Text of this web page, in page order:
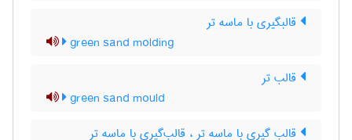
قالبگیری با ماسه تر
green sand molding
قالب تر
green sand mould
قالب گیری با ماسه تر ، قالب‌گیری با ماسه تر